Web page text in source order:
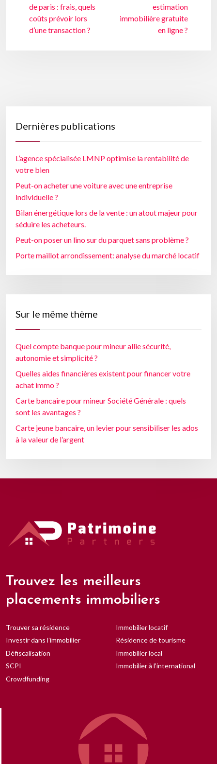
de paris : frais, quels
coûts prévoir lors
d’une transaction ?
estimation
immobilière gratuite
en ligne ?
Dernières publications
L’agence spécialisée LMNP optimise la rentabilité de
votre bien
Peut-on acheter une voiture avec une entreprise
individuelle ?
Bilan énergétique lors de la vente : un atout majeur pour
séduire les acheteurs.
Peut-on poser un lino sur du parquet sans problème ?
Porte maillot arrondissement: analyse du marché locatif
Sur le même thème
Quel compte banque pour mineur allie sécurité,
autonomie et simplicité ?
Quelles aides financières existent pour financer votre
achat immo ?
Carte bancaire pour mineur Société Générale : quels
sont les avantages ?
Carte jeune bancaire, un levier pour sensibiliser les ados
à la valeur de l’argent
Trouvez les meilleurs
placements immobiliers
Trouver sa résidence
Investir dans l’immobilier
Défiscalisation
SCPI
Crowdfunding
Immobilier locatif
Résidence de tourisme
Immobilier local
Immobilier à l’international